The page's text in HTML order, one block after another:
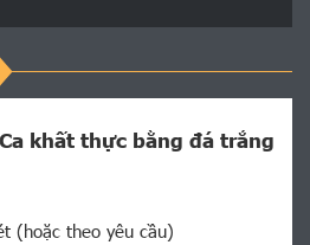
khất thực bằng đá trắng
(hoặc theo yêu cầu)